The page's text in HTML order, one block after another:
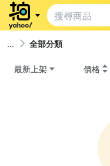
全部分類
最新上架 價格